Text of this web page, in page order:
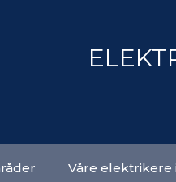
Våre elektrikere